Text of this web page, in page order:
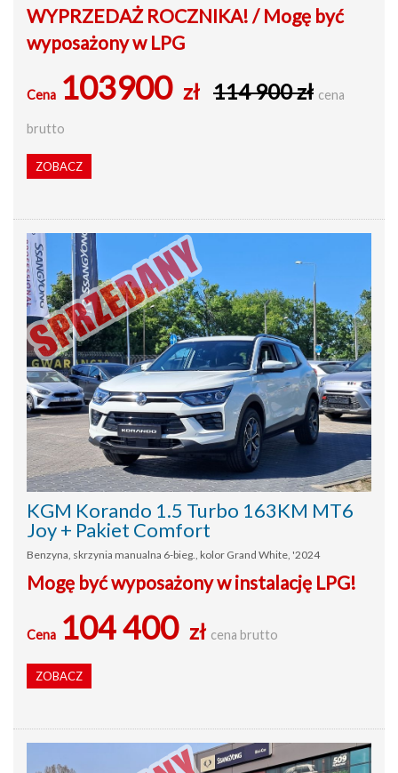
WYPRZEDAŻ ROCZNIKA! / Mogę być
wyposażony w LPG
Cena 103900 zł 114 900 zł cena
brutto
ZOBACZ
KGM Korando 1.5 Turbo 163KM MT6
Joy + Pakiet Comfort
Benzyna, skrzynia manualna 6-bieg., kolor Grand White, '2024
Mogę być wyposażony w instalację LPG!
Cena 104 400 zł cena brutto
ZOBACZ